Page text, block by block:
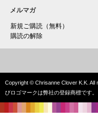
メルマガ
新規ご購読（無料）
購読の解除
Copyright © Chrisanne Clover K.K.
びロゴマークは弊社の登録商標です。